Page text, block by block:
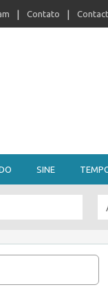
Contato
SINE